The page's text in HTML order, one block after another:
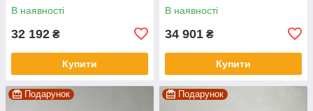
В наявності
32 192 ₴
Купити
В наявності
34 901 ₴
Купити
Подарунок Подарунок